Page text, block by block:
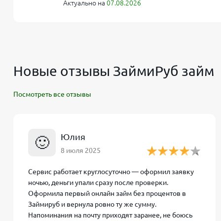
кабинете можно выбрать сумму и срок будущего
отправить заявку на рассмотрение.
В интерфейсе личного кабинета легко отследить
оформляется договор и деньги поступают на
можете погасить займ картой онлайн или
В меню личного кабинета представлены
Актуально на 07.08.2026
Новые отзывы ЗаймиРуб займ
Посмотреть все отзывы
🙂 Юлия
8 июля 2025
Сервис работает круглосуточно — оформил заявку
ночью, деньги упали сразу после проверки.
Оформила первый онлайн займ без процентов в
Займируб и вернула ровно ту же сумму.
Напоминания на почту приходят заранее, не боюсь